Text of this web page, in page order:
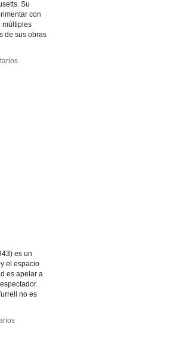
Su
con
múltiples
de sus obras
es un
el espacio
es apelar a
no es